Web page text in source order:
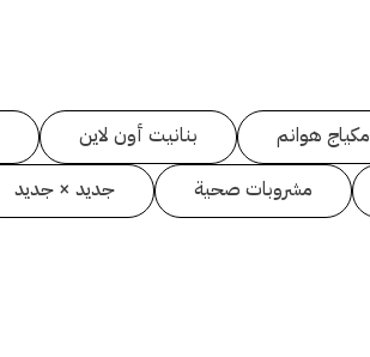
مكياج هوانم بنانيت أون لاين
مشروبات صحية جديد × جديد